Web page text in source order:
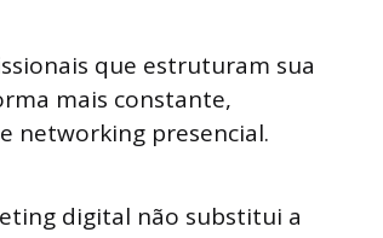
que estruturam sua
mais constante,
networking presencial.
digital não substitui a